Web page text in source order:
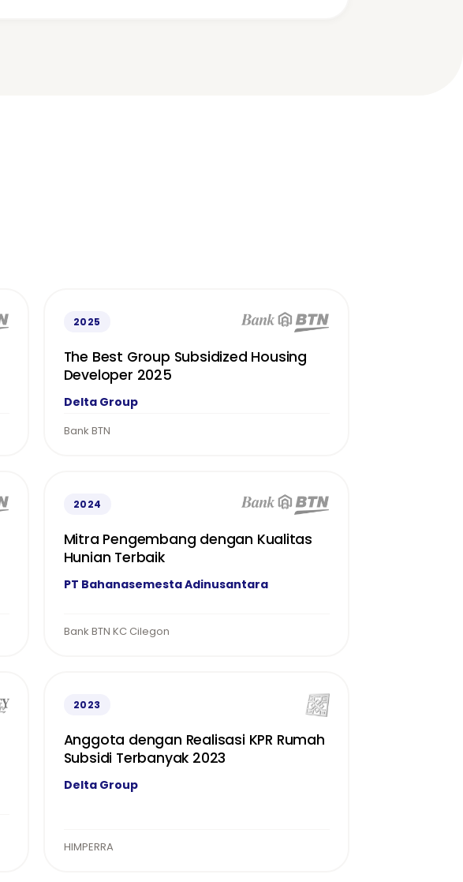
2025
The Best Group Subsidized Housing
Developer 2025
Delta Group
Bank BTN
2024
Mitra Pengembang dengan Kualitas
Hunian Terbaik
PT Bahanasemesta Adinusantara
Bank BTN KC Cilegon
2023
Anggota dengan Realisasi KPR Rumah
Subsidi Terbanyak 2023
Delta Group
HIMPERRA